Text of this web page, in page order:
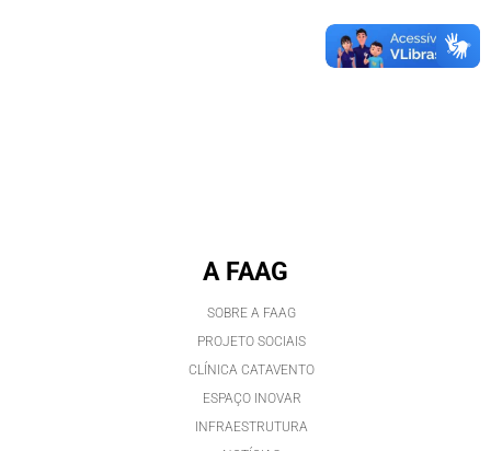
A FAAG
SOBRE A FAAG
PROJETO SOCIAIS
CLÍNICA CATAVENTO
ESPAÇO INOVAR
INFRAESTRUTURA